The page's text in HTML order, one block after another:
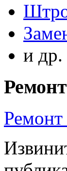
и др.
Ремонт